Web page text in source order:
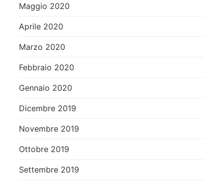
Maggio 2020
Aprile 2020
Marzo 2020
Febbraio 2020
Gennaio 2020
Dicembre 2019
Novembre 2019
Ottobre 2019
Settembre 2019